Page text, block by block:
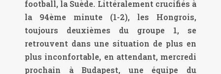
football, la Suède. Littéralement crucifiés à
la 94ème minute (1-2), les Hongrois,
toujours deuxièmes du groupe 1, se
retrouvent dans une situation de plus en
plus inconfortable, en attendant, mercredi
prochain à Budapest, une équipe du